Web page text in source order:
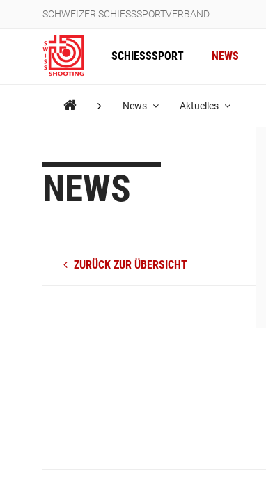
SCHWEIZER SCHIESSSPORTVERBAND
SCHIESSSPORT NEWS
News Aktuelles
NEWS
ZURÜCK ZUR ÜBERSICHT